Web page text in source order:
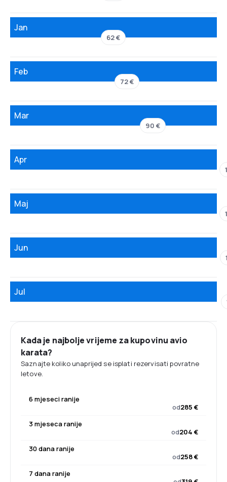
Jan
62 €
Feb
72 €
Mar
90 €
Apr
Maj
Jun
Jul
Kada je najbolje vrijeme za kupovinu avio
karata?
Saznajte koliko unaprijed se isplati rezervisati povratne
letove.
6 mjeseci ranije
od285 €
3 mjeseca ranije
od204 €
30 dana ranije
od258 €
7 dana ranije